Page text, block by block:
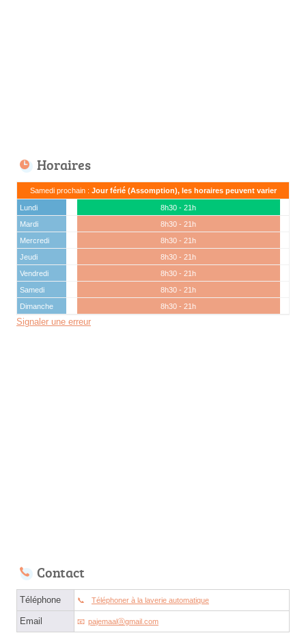
Horaires
Samedi prochain : Jour férié (Assomption), les horaires peuvent varier
Lundi
8h30 - 21h
Mardi
8h30 - 21h
Mercredi
8h30 - 21h
Jeudi
8h30 - 21h
Vendredi
8h30 - 21h
Samedi
8h30 - 21h
Dimanche
8h30 - 21h
Signaler une erreur
Contact
Téléphone Téléphoner à la laverie automatique
Email pajemaalⓐgmail.com